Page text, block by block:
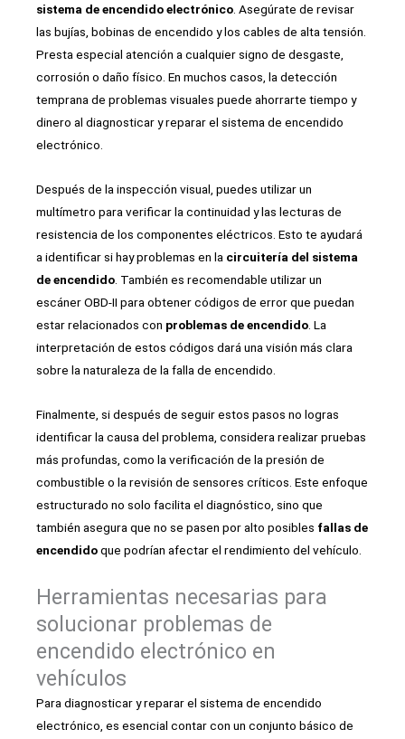
sistema de encendido electrónico . Asegúrate de revisar
las bujías, bobinas de encendido y los cables de alta tensión.
Presta especial atención a cualquier signo de desgaste,
corrosión o daño físico. En muchos casos, la detección
temprana de problemas visuales puede ahorrarte tiempo y
dinero al diagnosticar y reparar el sistema de encendido
electrónico.
Después de la inspección visual, puedes utilizar un
multímetro para verificar la continuidad y las lecturas de
resistencia de los componentes eléctricos. Esto te ayudará
a identificar si hay problemas en la circuitería del sistema
de encendido . También es recomendable utilizar un
escáner OBD-II para obtener códigos de error que puedan
estar relacionados con problemas de encendido . La
interpretación de estos códigos dará una visión más clara
sobre la naturaleza de la falla de encendido.
Finalmente, si después de seguir estos pasos no logras
identificar la causa del problema, considera realizar pruebas
más profundas, como la verificación de la presión de
combustible o la revisión de sensores críticos. Este enfoque
estructurado no solo facilita el diagnóstico, sino que
también asegura que no se pasen por alto posibles fallas de
encendidoque podrían afectar el rendimiento del vehículo.
Herramientas necesarias para
solucionar problemas de
encendido electrónico en
vehículos
Para diagnosticar y reparar el sistema de encendido
electrónico, es esencial contar con un conjunto básico de